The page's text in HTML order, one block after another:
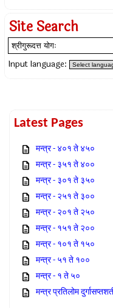
Site Search
Input language:
Latest Pages
मन्त्र - ४०१ ते ४५०
मन्त्र - ३५१ ते ४००
मन्त्र - ३०१ ते ३५०
मन्त्र - २५१ ते ३००
मन्त्र - २०१ ते २५०
मन्त्र - १५१ ते २००
मन्त्र - १०१ ते १५०
मन्त्र - ५१ ते १००
मन्त्र - १ ते ५०
मन्त्र प्रतिलोम